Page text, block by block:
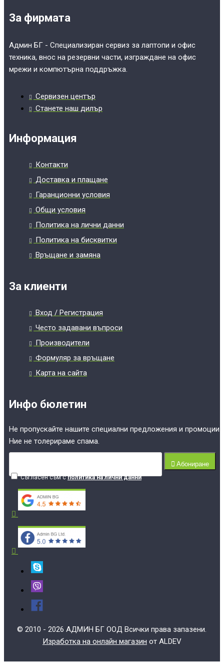
За фирмата
Админ БГ - Специализиран сервиз за лаптопи и офис
техника, внос на резервни части, изграждане на офис
мрежи и компютърна поддръжка.
Сервизен център
Станете наш дилър
Информация
Контакти
Доставка и плащане
Гаранционни условия
Общи условия
Политика на лични данни
Политика на бисквитки
Връщане и замяна
За клиенти
Вход / Регистрация
Често задавани въпроси
Производители
Формуляр за връщане
Карта на сайта
Инфо бюлетин
Не пропускайте нашите специални предложения и промоции.
Ние не толерираме спама.
Абониране
Съгласен съм сполитика на лични данни
© 2010 - 2026 АДМИН БГ ООД Всички права запазени.
Изработка на онлайн магазин от ALDEV